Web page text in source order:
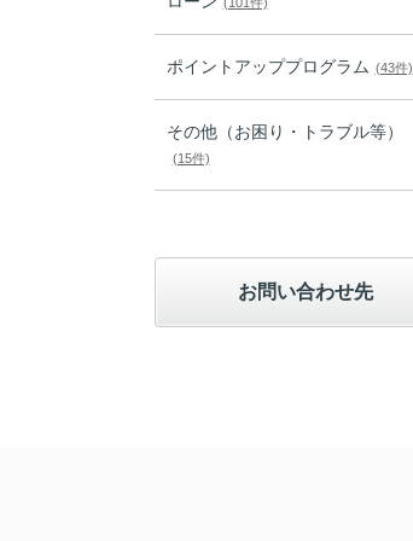
ポイントアッププログラム (43件)
その他（お困り・トラブル等）
(15件)
お問い合わせ先